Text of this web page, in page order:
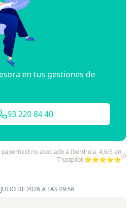
en tus gestiones de
93 220 84 40
no asociado a Iberdrola. 4,6/5 en
Trustpilot ⭐⭐⭐⭐⭐
DE 2026 A LAS 09:56